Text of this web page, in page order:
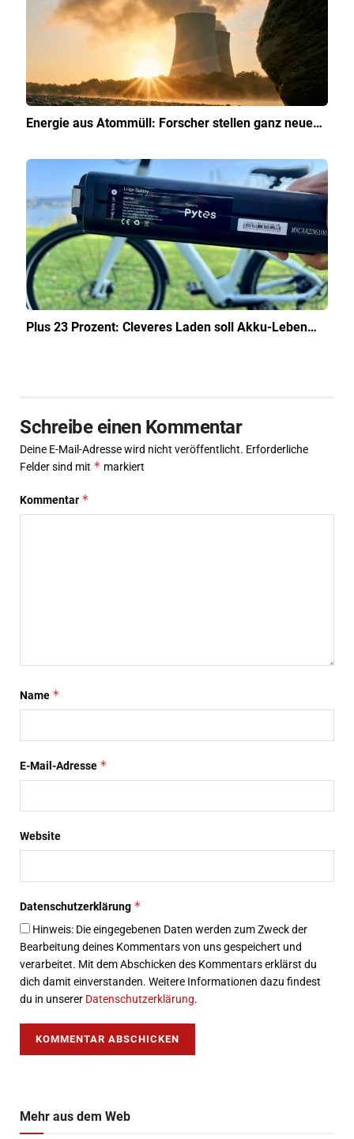
Energie aus Atommüll: Forscher stellen ganz neue…
Plus 23 Prozent: Cleveres Laden soll Akku-Leben…
Schreibe einen Kommentar
Deine E-Mail-Adresse wird nicht veröffentlicht. Erforderliche
Felder sind mit * markiert
Kommentar *
Name *
E-Mail-Adresse *
Website
Datenschutzerklärung *
Hinweis: Die eingegebenen Daten werden zum Zweck der
Bearbeitung deines Kommentars von uns gespeichert und
verarbeitet. Mit dem Abschicken des Kommentars erklärst du
dich damit einverstanden. Weitere Informationen dazu findest
du in unserer Datenschutzerklärung.
Mehr aus dem Web